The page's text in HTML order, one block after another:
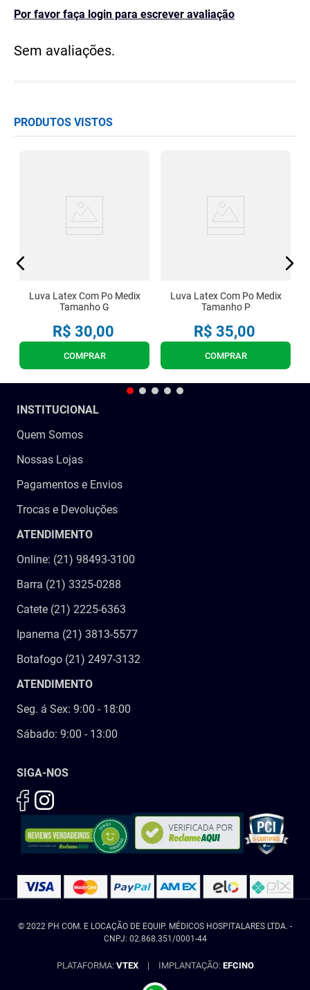
Por favor faça login para escrever avaliação
Sem avaliações.
PRODUTOS VISTOS
Luva Latex Com Po Medix
Tamanho G
R$ 30,00
COMPRAR
Luva Latex Com Po Medix
Tamanho P
R$ 35,00
COMPRAR
INSTITUCIONAL
Quem Somos
Nossas Lojas
Pagamentos e Envios
Trocas e Devoluções
ATENDIMENTO
Online: (21) 98493-3100
Barra (21) 3325-0288
Catete (21) 2225-6363
Ipanema (21) 3813-5577
Botafogo (21) 2497-3132
ATENDIMENTO
Seg. á Sex: 9:00 - 18:00
Sábado: 9:00 - 13:00
SIGA-NOS
© 2022 PH COM. E LOCAÇÃO DE EQUIP. MÉDICOS HOSPITALARES LTDA. -
CNPJ: 02.868.351/0001-44
PLATAFORMA: VTEX | IMPLANTAÇÃO: EFCINO